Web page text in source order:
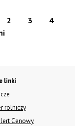
2 3
4
linki
rolniczy
Cenowy